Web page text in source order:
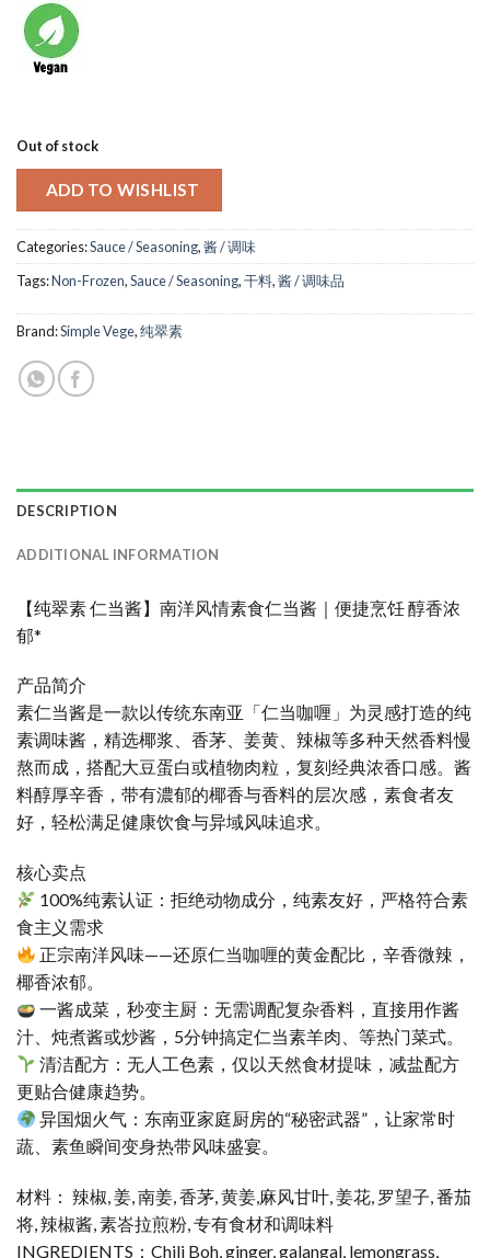
Out of stock
ADD TO WISHLIST
Categories:Sauce / Seasoning,酱 / 调味
Tags:Non-Frozen,Sauce / Seasoning,干料,酱 / 调味品
Brand:Simple Vege,纯翠素
DESCRIPTION
ADDITIONAL INFORMATION
【纯翠素 仁当酱】南洋风情素食仁当酱｜便捷烹饪 醇香浓
郁*
产品简介
素仁当酱是一款以传统东南亚「仁当咖喱」为灵感打造的纯
素调味酱，精选椰浆、香茅、姜黄、辣椒等多种天然香料慢
熬而成，搭配大豆蛋白或植物肉粒，复刻经典浓香口感。酱
料醇厚辛香，带有濃郁的椰香与香料的层次感，素食者友
好，轻松满足健康饮食与异域风味追求。
核心卖点
100%纯素认证：拒绝动物成分，纯素友好，严格符合素
食主义需求
正宗南洋风味——还原仁当咖喱的黄金配比，辛香微辣，
椰香浓郁。
一酱成菜，秒变主厨：无需调配复杂香料，直接用作酱
汁、炖煮酱或炒酱，5分钟搞定仁当素羊肉、等热门菜式。
清洁配方：无人工色素，仅以天然食材提味，减盐配方
更贴合健康趋势。
异国烟火气：东南亚家庭厨房的“秘密武器”，让家常时
蔬、素鱼瞬间变身热带风味盛宴。
材料： 辣椒, 姜, 南姜, 香茅, 黄姜,麻风甘叶, 姜花, 罗望子, 番茄
将, 辣椒酱, 素峇拉煎粉, 专有食材和调味料
INGREDIENTS：Chili Boh, ginger, galangal, lemongrass,